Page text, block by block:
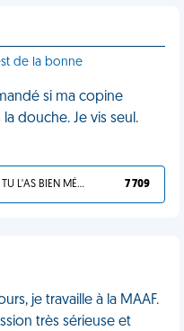
de la bonne
si ma copine
douche. Je vis seul.
TU L'AS BIEN MÉRITÉ 7 709
je travaille à la MAAF.
très sérieuse et